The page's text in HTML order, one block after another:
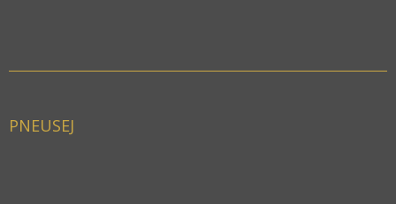
PNEUSEJ